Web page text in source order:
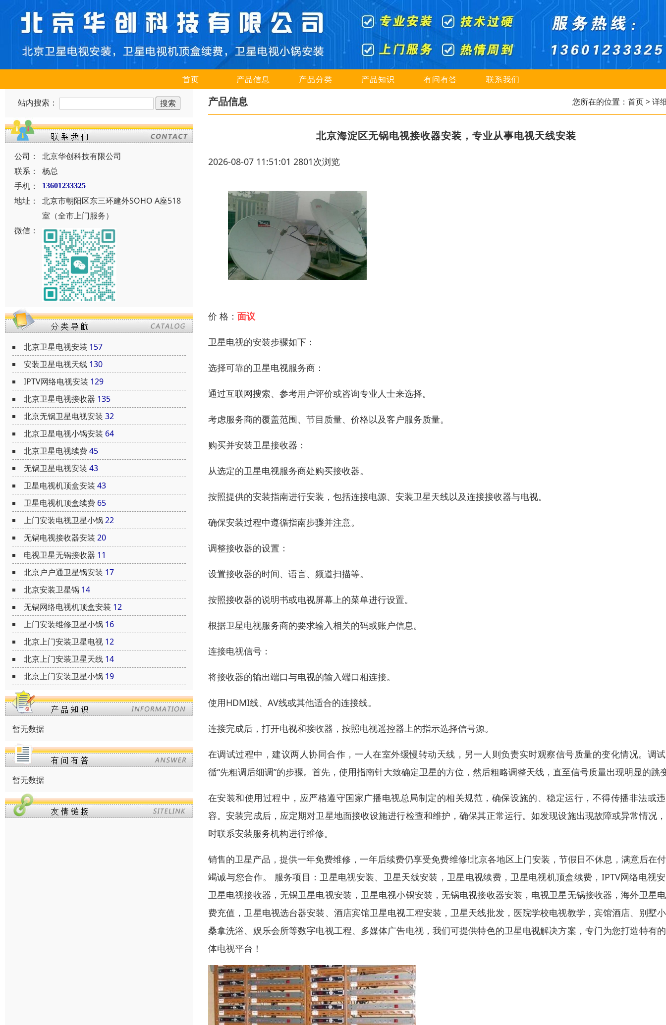
首页 产品信息 产品分类 产品知识 有问有答 联系我们
站内搜索：
公司：
北京华创科技有限公司
联系：
杨总
手机：
13601233325
地址：
北京市朝阳区东三环建外SOHO A座518
室（全市上门服务）
微信：
北京卫星电视安装 157
安装卫星电视天线 130
IPTV网络电视安装 129
北京卫星电视接收器 135
北京无锅卫星电视安装 32
北京卫星电视小锅安装 64
北京卫星电视续费45
无锅卫星电视安装 43
卫星电视机顶盒安装 43
卫星电视机顶盒续费 65
上门安装电视卫星小锅 22
无锅电视接收器安装 20
电视卫星无锅接收器 11
北京户户通卫星锅安装 17
北京安装卫星锅 14
无锅网络电视机顶盒安装 12
上门安装维修卫星小锅 16
北京上门安装卫星电视 12
北京上门安装卫星天线 14
北京上门安装卫星小锅 19
暂无数据
暂无数据
产品信息 您所在的位置： 首页> 详
北京海淀区无锅电视接收器安装，专业从事电视天线安装
2026-08-07 11:51:01 2801次浏览
价 格： 面议
卫星电视的安装步骤如下：
选择可靠的卫星电视服务商：
通过互联网搜索、参考用户评价或咨询专业人士来选择。
考虑服务商的覆盖范围、节目质量、价格以及客户服务质量。
购买并安装卫星接收器：
从选定的卫星电视服务商处购买接收器。
按照提供的安装指南进行安装，包括连接电源、安装卫星天线以及连接接收器与电视。
确保安装过程中遵循指南步骤并注意。
调整接收器的设置：
设置接收器的时间、语言、频道扫描等。
按照接收器的说明书或电视屏幕上的菜单进行设置。
根据卫星电视服务商的要求输入相关的码或账户信息。
连接电视信号：
将接收器的输出端口与电视的输入端口相连接。
使用HDMI线、AV线或其他适合的连接线。
连接完成后，打开电视和接收器，按照电视遥控器上的指示选择信号源。
在调试过程中，建议两人协同合作，一人在室外缓慢转动天线，另一人则负责实时观察信号质量的变化情况。调
循“先粗调后细调”的步骤。首先，使用指南针大致确定卫星的方位，然后粗略调整天线，直至信号质量出现明显的跳
在安装和使用过程中，应严格遵守国家广播电视总局制定的相关规范，确保设施的、稳定运行，不得传播非法或
容。安装完成后，应定期对卫星地面接收设施进行检查和维护，确保其正常运行。如发现设施出现故障或异常情况
时联系安装服务机构进行维修。
销售的卫星产品，提供一年免费维修，一年后续费仍享受免费维修!北京各地区上门安装，节假日不休息，满意后在
竭诚与您合作。 服务项目：卫星电视安装、卫星天线安装，卫星电视续费，卫星电视机顶盒续费，IPTV网络电视
卫星电视接收器，无锅卫星电视安装，卫星电视小锅安装，无锅电视接收器安装，电视卫星无锅接收器，海外卫星
费充值，卫星电视选台器安装、酒店宾馆卫星电视工程安装，卫星天线批发，医院学校电视教学，宾馆酒店、别墅
桑拿洗浴、娱乐会所等数字电视工程、多媒体广告电视，我们可提供特色的卫星电视解决方案，专门为您打造特有
体电视平台！